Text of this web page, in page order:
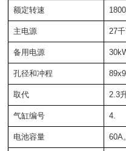
额定转速
主电源 27
备用电源
孔径和冲程
取代 2.3
气缸编号 4.
电池容量 60A